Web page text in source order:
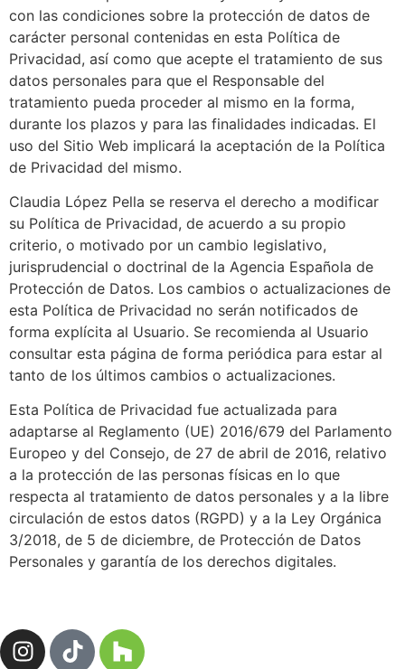
con las condiciones sobre la protección de datos de
carácter personal contenidas en esta Política de
Privacidad, así como que acepte el tratamiento de sus
datos personales para que el Responsable del
tratamiento pueda proceder al mismo en la forma,
durante los plazos y para las finalidades indicadas. El
uso del Sitio Web implicará la aceptación de la Política
de Privacidad del mismo.
Claudia López Pella se reserva el derecho a modificar
su Política de Privacidad, de acuerdo a su propio
criterio, o motivado por un cambio legislativo,
jurisprudencial o doctrinal de la Agencia Española de
Protección de Datos. Los cambios o actualizaciones de
esta Política de Privacidad no serán notificados de
forma explícita al Usuario. Se recomienda al Usuario
consultar esta página de forma periódica para estar al
tanto de los últimos cambios o actualizaciones.
Esta Política de Privacidad fue actualizada para
adaptarse al Reglamento (UE) 2016/679 del Parlamento
Europeo y del Consejo, de 27 de abril de 2016, relativo
a la protección de las personas físicas en lo que
respecta al tratamiento de datos personales y a la libre
circulación de estos datos (RGPD) y a la Ley Orgánica
3/2018, de 5 de diciembre, de Protección de Datos
Personales y garantía de los derechos digitales.